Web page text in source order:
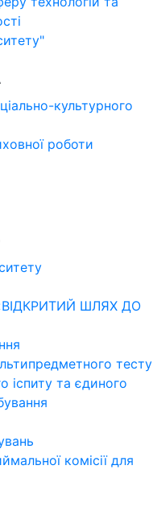
культурного
роботи
ШЛЯХ ДО
тесту
іспиту та єдиного
комісії для